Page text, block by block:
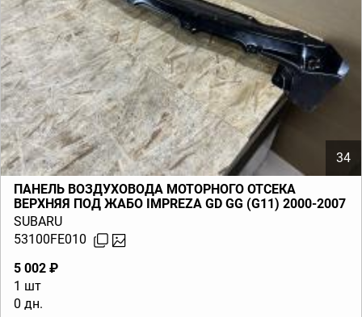
34
ПАНЕЛЬ ВОЗДУХОВОДА МОТОРНОГО ОТСЕКА
ВЕРХНЯЯ ПОД ЖАБО IMPREZA GD GG (G11) 2000-2007
SUBARU
53100FE010
5 002 ₽
1 шт
0 дн.